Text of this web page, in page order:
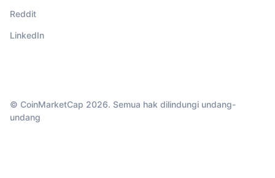
Reddit
LinkedIn
© CoinMarketCap 2026. Semua hak dilindungi undang-
undang